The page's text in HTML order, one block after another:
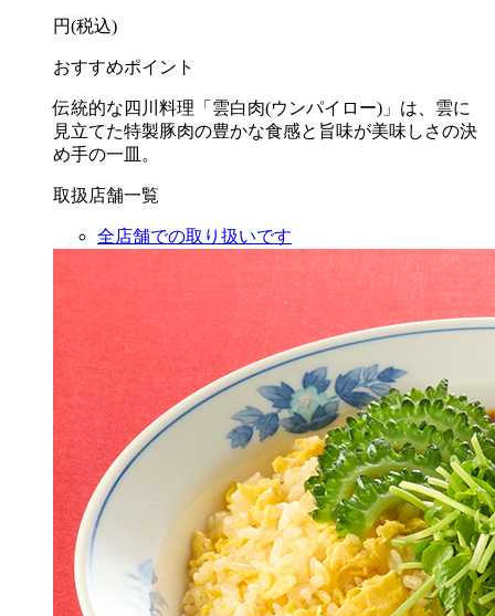
円(税込)
おすすめポイント
伝統的な四川料理「雲白肉(ウンパイロー)」は、雲に
見立てた特製豚肉の豊かな食感と旨味が美味しさの決
め手の一皿。
取扱店舗一覧
全店舗での取り扱いです